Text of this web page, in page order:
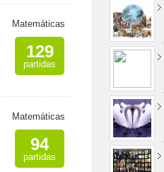
Matemáticas
129
partidas
Matemáticas
94
partidas